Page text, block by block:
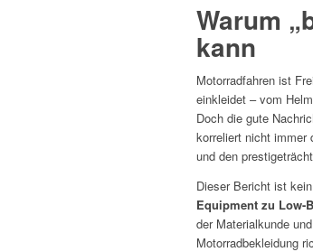
Warum
kann
Motorradfahren ist
einkleidet – vom
Doch die gute
korreliert nicht immer
und den
Dieser Bericht ist
Equipment zu Low-
der Materialkunde
Motorradbekleidung